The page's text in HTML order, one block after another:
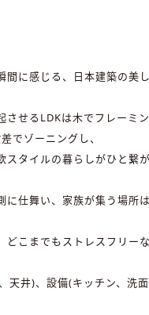
間に感じる、日本建築の美
させるLDKは木でフレーミ
でゾーニングし、
スタイルの暮らしがひと繋
に仕舞い、家族が集う場所
どこまでもストレスフリー
天井)、設備(キッチン、洗